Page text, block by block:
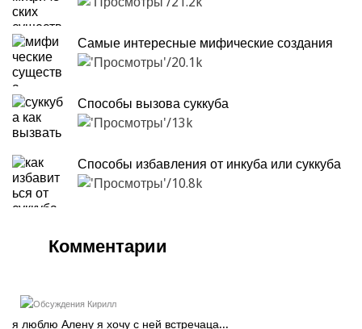
Самые интересные мифические создания
20.1k
Способы вызова суккуба
13k
Способы избавления от инкуба или суккуба
10.8k
Комментарии
Кирилл
я люблю Алену я хочу с ней встречаца...